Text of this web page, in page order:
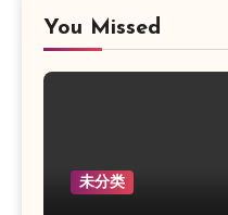
You Missed
未分类